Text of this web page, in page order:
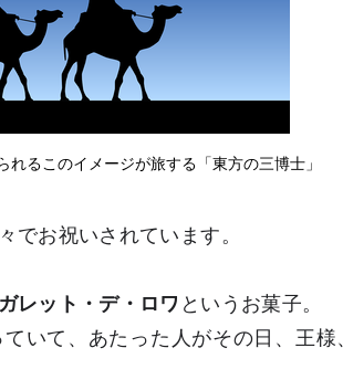
るこのイメージが旅する「東方の三博士」
でお祝いされています。
ガレット・デ・ロワ というお菓子。
いて、あたった人がその日、王様